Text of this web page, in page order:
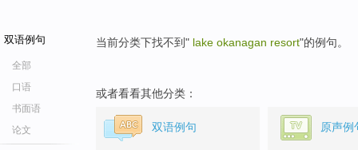
双语例句
全部
口语
书面语
论文
当前分类下找不到" lake okanagan resort"的例句。
或者看看其他分类：
双语例句 原声例